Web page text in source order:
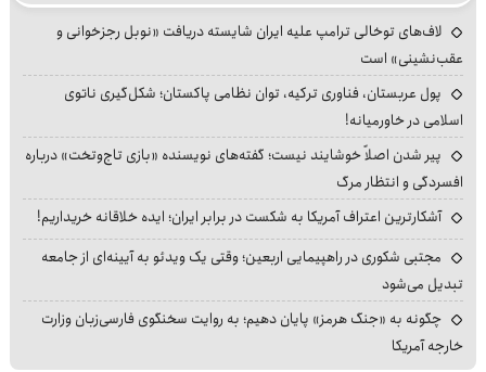
لاف‌های توخالی ترامپ علیه ایران شایسته دریافت «نوبل رجزخوانی و
عقب‌نشینی» است
پول عربستان، فناوری ترکیه، توان نظامی پاکستان؛ شکل‌گیری ناتوی
اسلامی در خاورمیانه!
پیر شدن اصلاً خوشایند نیست؛ گفته‌های نویسنده «بازی تاج‌وتخت» درباره
افسردگی و انتظار مرگ
آشکارترین اعتراف آمریکا به شکست در برابر ایران؛ ایده خلاقانه خریداریم!
مجتبی شکوری در راهپیمایی اربعین؛ وقتی یک ویدئو به آیینه‌ای از جامعه
تبدیل می‌شود
چگونه به «جنگ هرمز» پایان دهیم؛ به روایت سخنگوی فارسی‌زبان وزارت
خارجه آمریکا